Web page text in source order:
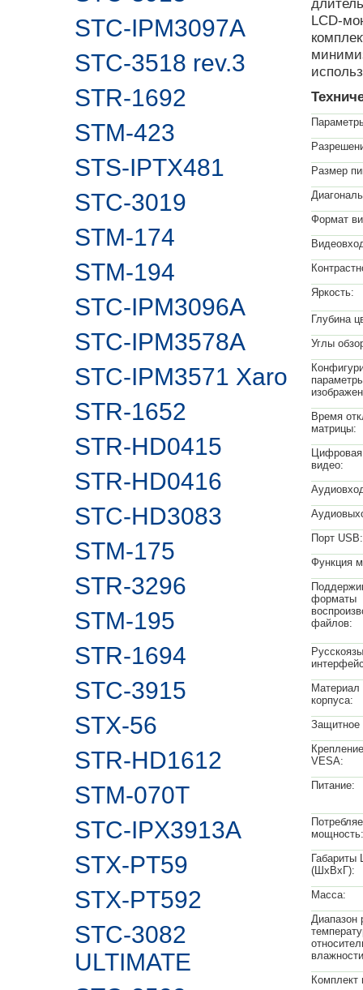
STC-IPM3097A
STC-3518 rev.3
STR-1692
STM-423
STS-IPTX481
STC-3019
STM-174
STM-194
STC-IPM3096A
STC-IPM3578A
STC-IPM3571 Xaro
STR-1652
STR-HD0415
STR-HD0416
STC-HD3083
STM-175
STR-3296
STM-195
STR-1694
STC-3915
STX-56
STR-HD1612
STM-070T
STC-IPX3913A
STX-PT59
STX-PT592
STC-3082
ULTIMATE
LCD-
Размер
Формат
Яркость:
Глубина
Углы
Время
матрицы:
Цифровая
видео:
Порт USB:
Функция
форматы
файлов:
Материал
корпуса:
Защитное
VESA:
Питание:
мощность:
Габариты
(ШхВхГ):
Масса:
Диапазон
Комплект